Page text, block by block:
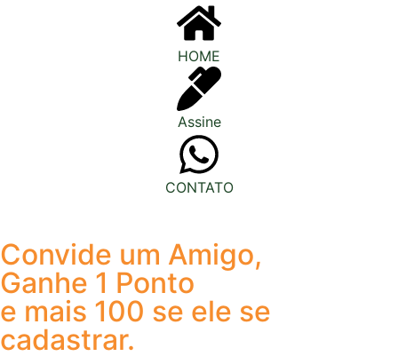
HOME
Assine
CONTATO
Convide um Amigo,
Ganhe 1 Ponto
e mais 100 se ele se
cadastrar.